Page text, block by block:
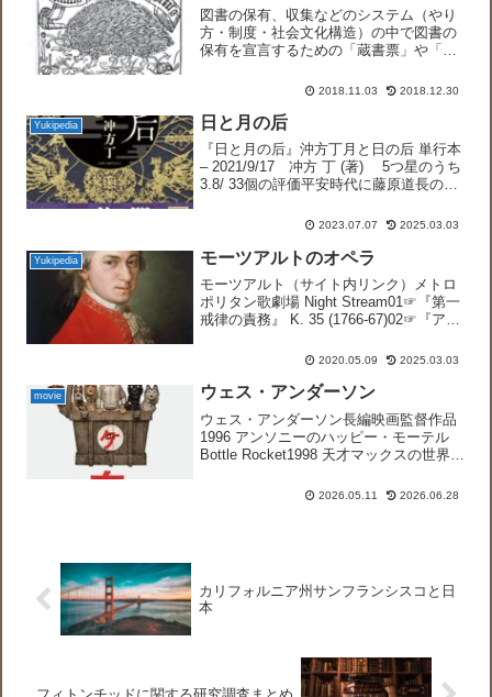
図書の保有、収集などのシステム（やり
方・制度・社会文化構造）の中で図書の
保有を宣言するための「蔵書票」や「蔵
ょうか。蔵書票蔵書票（ぞうしょひょ
見返し部分に貼って、その本...
2018.11.03 2018.12.30
Yukipedia 日と月の后
『日と月の后』沖方丁月と日の后 単行本
– 2021/9/17 冲方 丁 (著) 5つ星のうち
3.8/ 33個の評価平安時代に藤原道長の娘
子を主人公とし、100人以上の人々の結
2023.07.07 2025.03.03
Yukipedia モーツアルトのオペラ
モーツアルト（サイト内リンク）メトロ
ポリタン歌劇場 Night Stream01☞『第一
戒律の責務』 K. 35 (1766-67)02☞『アポ
☞『バスティアンとバスティエンヌ』 K.
2020.05.09 2025.03.03
movie ウェス・アンダーソン
ウェス・アンダーソン長編映画監督作品
1996 アンソニーのハッピー・モーテル
Bottle Rocket1998 天才マックスの世界
ズ The Royal Tenenbaums（2001）ジ
2026.05.11 2026.06.28
カリフォルニア州サンフランシスコと日
本